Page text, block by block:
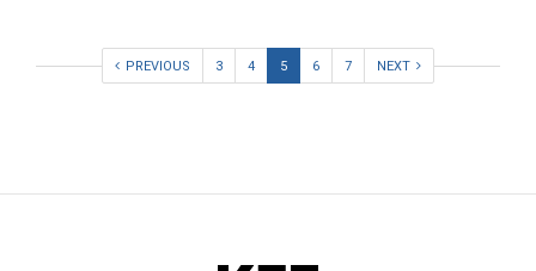
PREVIOUS 3 4 5 6 7 NEXT